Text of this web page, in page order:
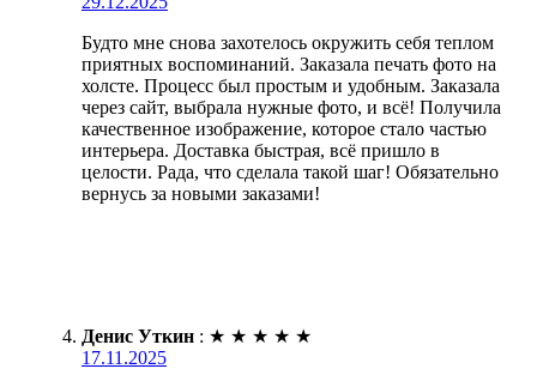
Будто мне снова захотелось окружить себя теплом
приятных воспоминаний. Заказала печать фото на
холсте. Процесс был простым и удобным. Заказала
через сайт, выбрала нужные фото, и всё! Получила
качественное изображение, которое стало частью
интерьера. Доставка быстрая, всё пришло в
целости. Рада, что сделала такой шаг! Обязательно
вернусь за новыми заказами!
Денис Уткин : ★ ★ ★ ★ ★
17.11.2025